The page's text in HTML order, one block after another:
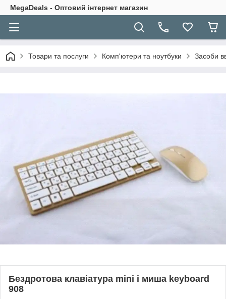
MegaDeals - Оптовий інтернет магазин
Товари та послуги Комп'ютери та ноутбуки Засоби
Бездротова клавіатура mini і миша keyboard
908